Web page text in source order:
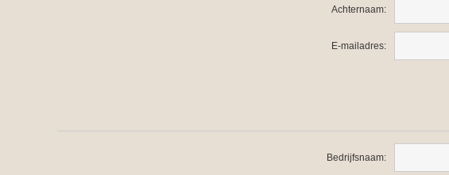
Achternaam:
E-mailadres:
Bedrijfsnaam: